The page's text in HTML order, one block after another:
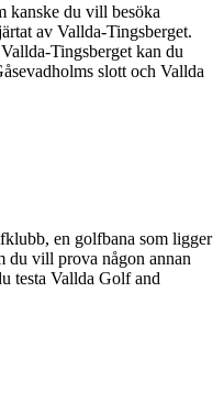
kanske du vill besöka
av Vallda-Tingsberget.
Tingsberget kan du
slott och Vallda
en golfbana som ligger
du vill prova någon annan
testa Vallda Golf and